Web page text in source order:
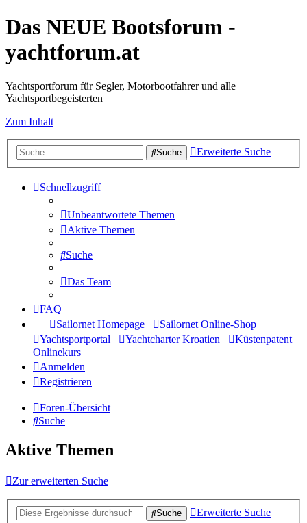
Das NEUE Bootsforum -
yachtforum.at
Yachtsportforum für Segler, Motorbootfahrer und alle
Yachtsportbegeisterten
Zum Inhalt
Suche Erweiterte Suche
Schnellzugriff
Unbeantwortete Themen
Aktive Themen
Suche
Das Team
FAQ
Sailornet Homepage
Sailornet Online-Shop
Yachtsportportal
Yachtcharter Kroatien
Küstenpatent
Onlinekurs
Anmelden
Registrieren
Foren-Übersicht
Suche
Aktive Themen
Zur erweiterten Suche
Suche
Erweiterte Suche